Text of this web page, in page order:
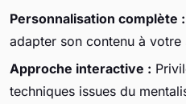
Personnalisation complète :
adapter son contenu à
Approche interactive :
techniques issues du